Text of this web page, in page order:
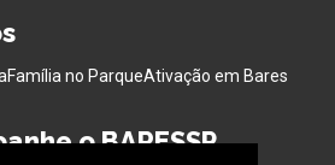
Família no ParqueAtivação em Bares
o BARESSP